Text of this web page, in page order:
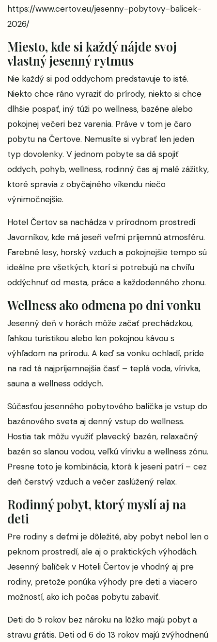
https://www.certov.eu/jesenny-pobytovy-balicek-
2026/
Miesto, kde si každý nájde svoj
vlastný jesenný rytmus
Nie každý si pod oddychom predstavuje to isté.
Niekto chce ráno vyraziť do prírody, niekto si chce
dlhšie pospať, iný túži po wellness, bazéne alebo
pokojnej večeri bez varenia. Práve v tom je čaro
pobytu na Čertove. Nemusíte si vybrať len jeden
typ dovolenky. V jednom pobyte sa dá spojiť
oddych, pohyb, wellness, rodinný čas aj malé zážitky,
ktoré spravia z obyčajného víkendu niečo
výnimočnejšie.
Hotel Čertov sa nachádza v prírodnom prostredí
Javorníkov, kde má jeseň veľmi príjemnú atmosféru.
Farebné lesy, horský vzduch a pokojnejšie tempo sú
ideálne pre všetkých, ktorí si potrebujú na chvíľu
oddýchnuť od mesta, práce a každodenného zhonu.
Wellness ako odmena po dni vonku
Jesenný deň v horách môže začať prechádzkou,
ľahkou turistikou alebo len pokojnou kávou s
výhľadom na prírodu. A keď sa vonku ochladí, príde
na rad tá najpríjemnejšia časť – teplá voda, vírivka,
sauna a wellness oddych.
Súčasťou jesenného pobytového balíčka je vstup do
bazénového sveta aj denný vstup do wellness.
Hostia tak môžu využiť plavecký bazén, relaxačný
bazén so slanou vodou, veľkú vírivku a wellness zónu.
Presne toto je kombinácia, ktorá k jeseni patrí – cez
deň čerstvý vzduch a večer zaslúžený relax.
Rodinný pobyt, ktorý myslí aj na
deti
Pre rodiny s deťmi je dôležité, aby pobyt nebol len o
peknom prostredí, ale aj o praktických výhodách.
Jesenný balíček v Hoteli Čertov je vhodný aj pre
rodiny, pretože ponúka výhody pre deti a viacero
možností, ako ich počas pobytu zabaviť.
Deti do 5 rokov bez nároku na lôžko majú pobyt a
stravu grátis. Deti od 6 do 13 rokov majú zvýhodnenú